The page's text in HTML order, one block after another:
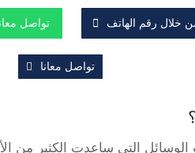
تواصل خلال رقم الهاتف
تواصل معانا